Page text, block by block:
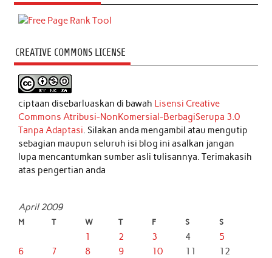
CREATIVE COMMONS LICENSE
ciptaan disebarluaskan di bawah Lisensi Creative
Commons Atribusi-NonKomersial-BerbagiSerupa 3.0
Tanpa Adaptasi. Silakan anda mengambil atau mengutip
sebagian maupun seluruh isi blog ini asalkan jangan
lupa mencantumkan sumber asli tulisannya. Terimakasih
atas pengertian anda
April 2009
M T W T F S S
1 2 3 4
5
6
7 8 9 10 11
12